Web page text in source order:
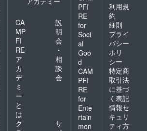
CA
MP
FI
RE
ア
カ
デ
ミ
ー
と
は
説
明
会
・
相
談
会
ク
サ
PFI
RE
for
Soci
al
Goo
d
CAM
PFI
RE
for
Ente
rtain
men
利用規
約
細則
プライ
バシー
ポリ
シー
特定商
取引法
に基づ
く表記
情報セ
キュリ
ティ方